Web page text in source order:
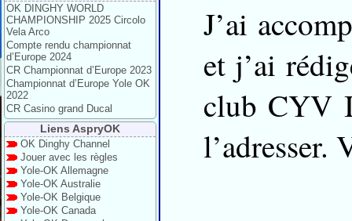
OK DINGHY WORLD
CHAMPIONSHIP 2025 Circolo
Vela Arco
Compte rendu championnat
d’Europe 2024
CR Championnat d’Europe 2023
Championnat d’Europe Yole OK
2022
CR Casino grand Ducal
Liens AspryOK
OK Dinghy Channel
Jouer avec les règles
Yole-OK Allemagne
Yole-OK Australie
Yole-OK Belgique
Yole-OK Canada
J’ai
et j’ai
club CYV
l’adresser.